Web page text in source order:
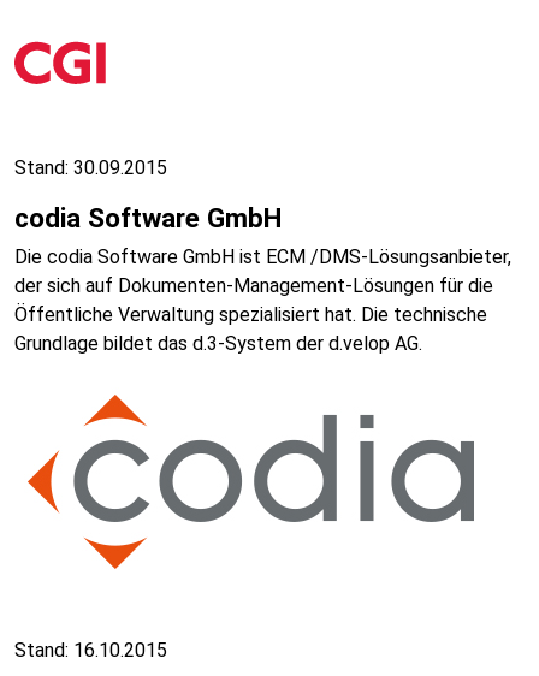
Stand: 30.09.2015
codia Software GmbH
Die codia Software GmbH ist ECM /DMS-Lösungsanbieter,
der sich auf Dokumenten-Management-Lösungen für die
Öffentliche Verwaltung spezialisiert hat. Die technische
Grundlage bildet das d.3-System der d.velop AG.
Stand: 16.10.2015